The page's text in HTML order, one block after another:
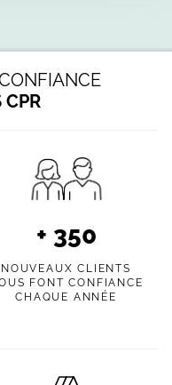
CPR
+ 350
NOUVEAUX CLIENTS
FONT CONFIANCE
CHAQUE ANNÉE